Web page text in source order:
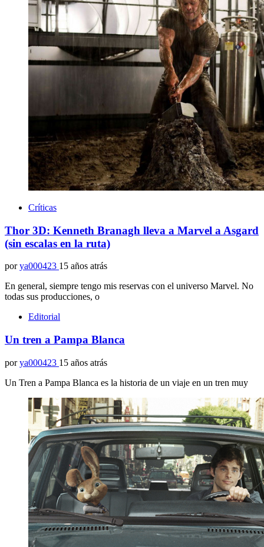
Críticas
Thor 3D: Kenneth Branagh lleva a Marvel a Asgard
(sin escalas en la ruta)
por ya000423 15 años atrás
En general, siempre tengo mis reservas con el universo Marvel. No
todas sus producciones, o
Editorial
Un tren a Pampa Blanca
por ya000423 15 años atrás
Un Tren a Pampa Blanca es la historia de un viaje en un tren muy